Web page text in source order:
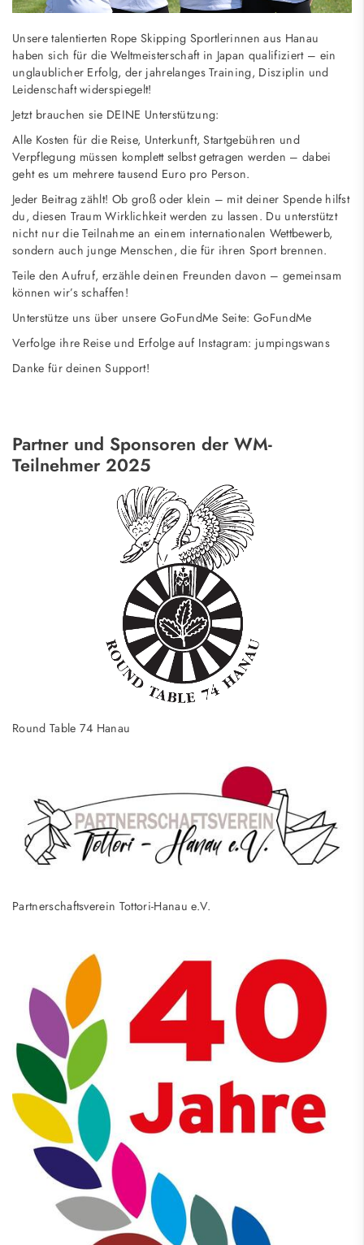
Unsere talentierten Rope Skipping Sportlerinnen aus Hanau
haben sich für die Weltmeisterschaft in Japan qualifiziert – ein
unglaublicher Erfolg, der jahrelanges Training, Disziplin und
Leidenschaft widerspiegelt!
Jetzt brauchen sie DEINE Unterstützung:
Alle Kosten für die Reise, Unterkunft, Startgebühren und
Verpflegung müssen komplett selbst getragen werden – dabei
geht es um mehrere tausend Euro pro Person.
Jeder Beitrag zählt! Ob groß oder klein – mit deiner Spende hilfst
du, diesen Traum Wirklichkeit werden zu lassen. Du unterstützt
nicht nur die Teilnahme an einem internationalen Wettbewerb,
sondern auch junge Menschen, die für ihren Sport brennen.
Teile den Aufruf, erzähle deinen Freunden davon – gemeinsam
können wir’s schaffen!
Unterstütze uns über unsere GoFundMe Seite:GoFundMe
Verfolge ihre Reise und Erfolge auf Instagram: jumpingswans
Danke für deinen Support!
Partner und Sponsoren der WM-
Teilnehmer 2025
Round Table 74 Hanau
Partnerschaftsverein Tottori-Hanau e.V.